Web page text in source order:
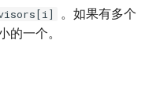
。如果有多个
的一个。